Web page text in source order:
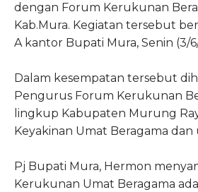
dengan Forum Kerukunan
Kab.Mura. Kegiatan tersebut
A kantor Bupati Mura, Senin (3/
Dalam kesempatan tersebut
Pengurus Forum Kerukunan
lingkup Kabupaten Murung
Keyakinan Umat Beragama
Pj Bupati Mura, Hermon
Kerukunan Umat Beragama